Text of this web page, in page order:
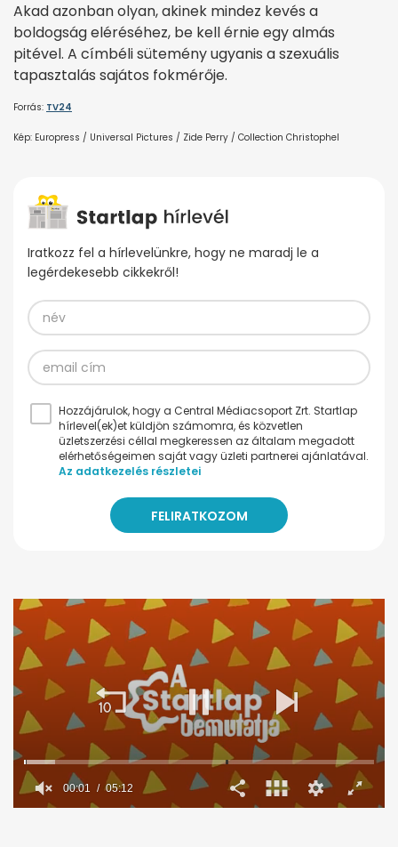
Akad azonban olyan, akinek mindez kevés a
boldogság eléréséhez, be kell érnie egy almás
pitével. A címbéli sütemény ugyanis a szexuális
tapasztalás sajátos fokmérője.
Forrás: TV24
Kép: Europress / Universal Pictures / Zide Perry / Collection Christophel
Iratkozz fel a hírlevelünkre, hogy ne maradj le a
legérdekesebb cikkekről!
Hozzájárulok, hogy a Central Médiacsoport Zrt. Startlap
hírlevel(ek)et küldjön számomra, és közvetlen
üzletszerzési céllal megkeressen az általam megadott
elérhetőségeimen saját vagy üzleti partnerei ajánlatával.
Az adatkezelés részletei
00:02 05:12